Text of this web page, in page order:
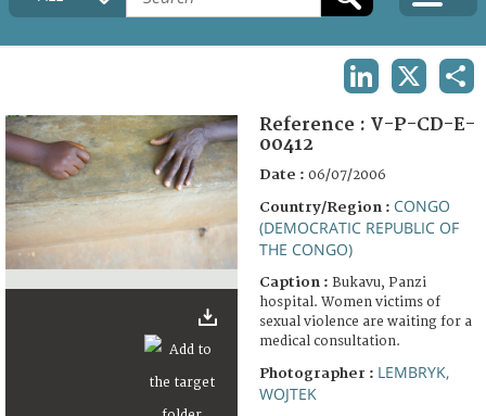
COLLECTIONS DESCRIPTION
FAQ
Reference : V-P-CD-E-
00412
Date : 06/07/2006
Country/Region : CONGO
(DEMOCRATIC REPUBLIC OF
THE CONGO)
Caption : Bukavu, Panzi
hospital. Women victims of
sexual violence are waiting for a
medical consultation.
Photographer : LEMBRYK,
WOJTEK